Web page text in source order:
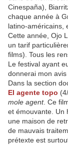
Cinespaña),
chaque année à
latino-américains,
Cette année, Ojo
un tarif
films). Tous les
Le festival ayant
donnerai mon
Dans la section
El agente topo
mole agent. Ce
et émouvante. Un
une maison de
de mauvais
prétexte est